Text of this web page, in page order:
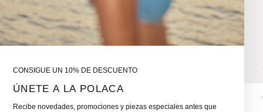
CONSIGUE UN 10% DE DESCUENTO
ÚNETE A LA POLACA
Recibe novedades, promociones y piezas especiales antes que